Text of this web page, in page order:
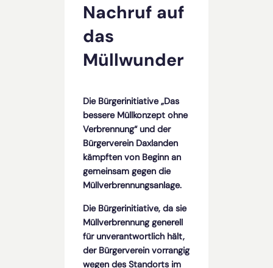
Nachruf auf
das
Müllwunder
Die Bürgerinitiative „Das
bessere Müllkonzept ohne
Verbrennung“ und der
Bürger­verein Daxlanden
kämpften von Beginn an
gemeinsam gegen die
Müllverbrennungsanlage.
Die Bürgerinitiative, da sie
Müllverbrennung generell
für unverantwortlich hält,
der Bürgerverein vorrangig
wegen des Standorts im